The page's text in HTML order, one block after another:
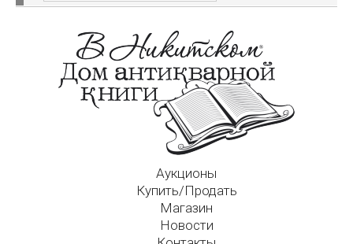
Аукционы
Купить/Продать
Магазин
Новости